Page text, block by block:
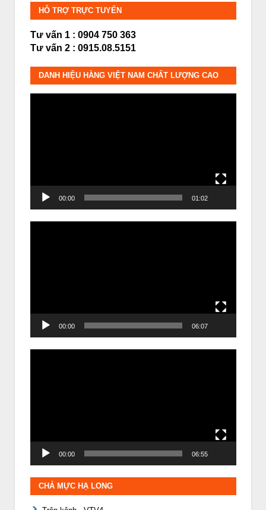
HỖ TRỢ TRỰC TUYẾN
Tư vấn 1 : 0904 750 363
Tư vấn 2 : 0915.08.5151
DANH HIỆU HÀNG VIỆT NAM CHẤT LƯỢNG CAO
00:00 01:02
00:00 06:07
00:00 06:55
CHẢ MỰC HẠ LONG